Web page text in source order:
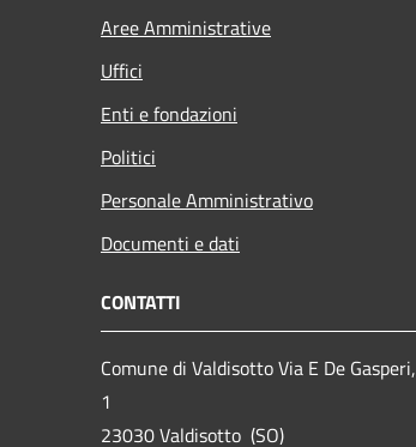
Aree Amministrative
Uffici
Enti e fondazioni
Politici
Personale Amministrativo
Documenti e dati
CONTATTI
Comune di Valdisotto Via E De Gasperi,
1
23030 Valdisotto (SO)